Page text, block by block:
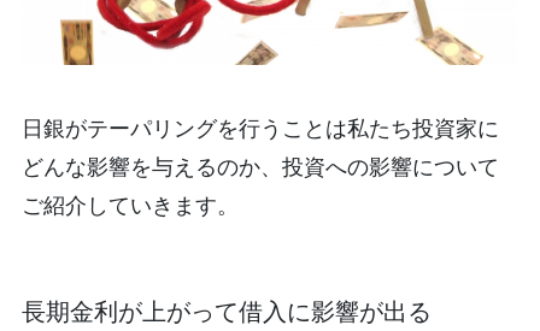
日銀がテーパリングを行うことは私たち投資家に
どんな影響を与えるのか、投資への影響について
ご紹介していきます。
長期金利が上がって借入に影響が出る